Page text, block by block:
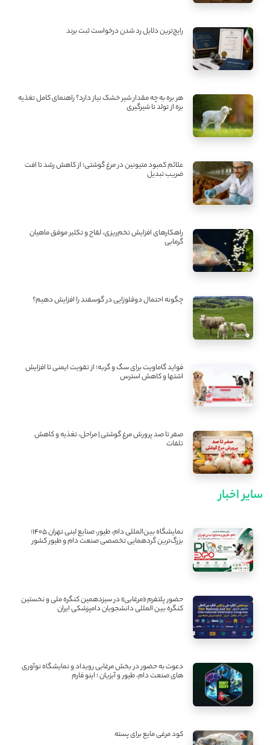
رایج‌ترین دلایل رد شدن درخواست ثبت برند
هر بره به چه مقدار شیر خشک نیاز دارد؟ راهنمای کامل تغذیه
بره از تولد تا شیرگیری
علائم کمبود متیونین در مرغ گوشتی؛ از کاهش رشد تا افت
ضریب تبدیل
راهکارهای افزایش تخم‌ریزی، لقاح و تکثیر موفق ماهیان
گرمابی
چگونه احتمال دوقلوزایی در گوسفند را افزایش دهیم؟
فواید گاماویت برای سگ و گربه؛ از تقویت ایمنی تا افزایش
اشتها و کاهش استرس
صفر تا صد پرورش مرغ گوشتی | مراحل، تغذیه و کاهش
تلفات
سایر اخبار
نمایشگاه بین‌المللی دام، طیور، صنایع لبنی تهران ۱۴۰۵؛
بزرگ‌ترین گردهمایی تخصصی صنعت دام و طیور کشور
حضور پلتفرم «مرغابی» در سیزدهمین کنگره ملی و نخستین
کنگره بین ‌المللی دانشجویان دامپزشکی ایران
دعوت به حضور در بخش مرغابی رویداد و نمایشگاه نوآوری
های صنعت دام، طیور و آبزیان ؛ اینو فارم
کود مرغی مایع برای پسته